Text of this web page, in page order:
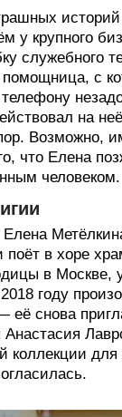
историй
у крупного
служебного
с
на
Возможно,
что Елена
человеком.
поёт в хоре
в Москве,
году
её снова
коллекции